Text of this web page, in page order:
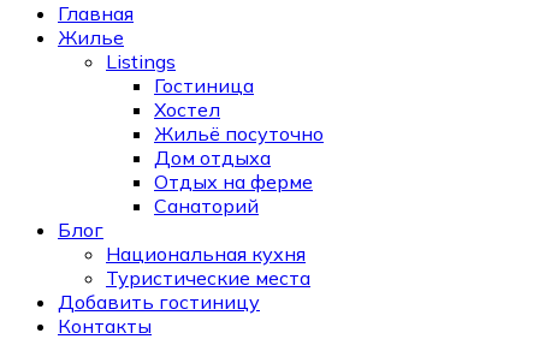
Главная
Жилье
Listings
Гостиница
Хостел
Жильё посуточно
Дом отдыха
Отдых на ферме
Санаторий
Блог
Национальная кухня
Туристические места
Добавить гостиницу
Контакты